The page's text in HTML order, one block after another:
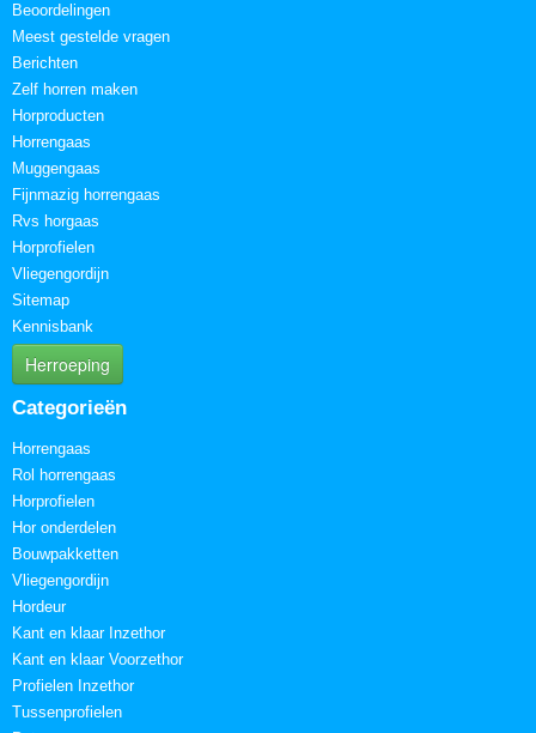
Beoordelingen
Meest gestelde vragen
Berichten
Zelf horren maken
Horproducten
Horrengaas
Muggengaas
Fijnmazig horrengaas
Rvs horgaas
Horprofielen
Vliegengordijn
Sitemap
Kennisbank
Herroeping
Categorieën
Horrengaas
Rol horrengaas
Horprofielen
Hor onderdelen
Bouwpakketten
Vliegengordijn
Hordeur
Kant en klaar Inzethor
Kant en klaar Voorzethor
Profielen Inzethor
Tussenprofielen